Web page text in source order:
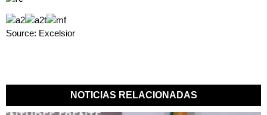
Source: Excelsior
NOTICIAS RELACIONADAS